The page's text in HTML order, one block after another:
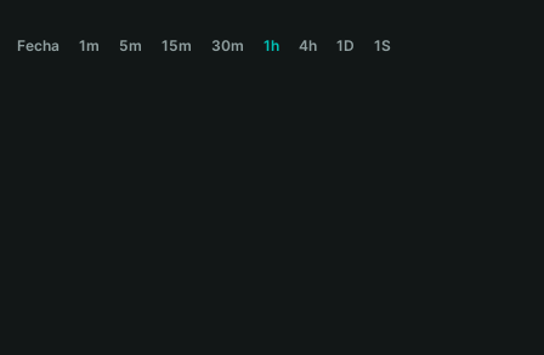
Español (Argentina)
Fecha 1m 5m 15m 30m 1h 4h 1D 1S